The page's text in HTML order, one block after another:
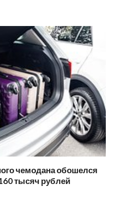
чемодана обошелся
тысяч рублей